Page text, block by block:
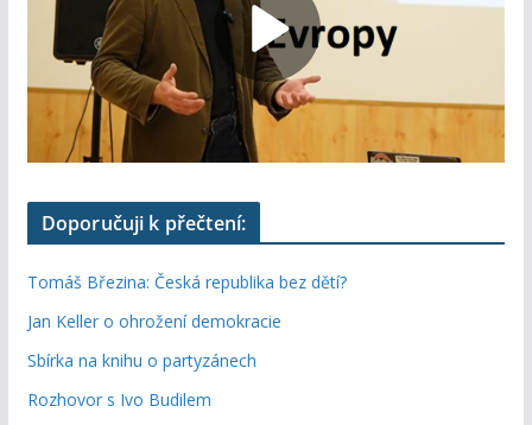
Doporučuji k přečtení:
Tomáš Březina: Česká republika bez dětí?
Jan Keller o ohrožení demokracie
Sbírka na knihu o partyzánech
Rozhovor s Ivo Budilem